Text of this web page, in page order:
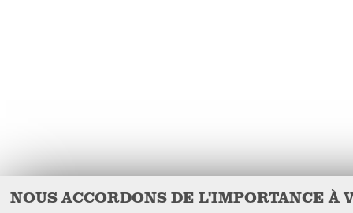
NOUS ACCORDONS DE L'IMPORTANCE À